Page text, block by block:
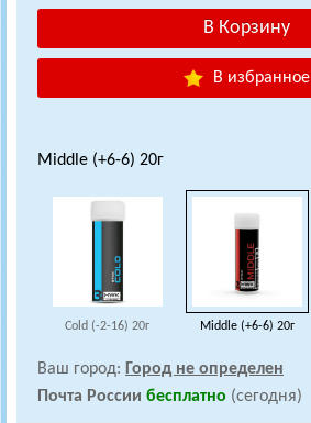
В избранное
Middle (+6-6) 20г
Cold (-2-16) 20г Middle (+6-6) 20г
Ваш город: Город не определен
Почта России бесплатно (сегодня)